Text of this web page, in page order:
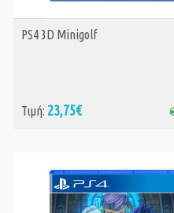
ΑΓΟΡΑ
PS4 3D Minigolf
Τιμή:23,75€